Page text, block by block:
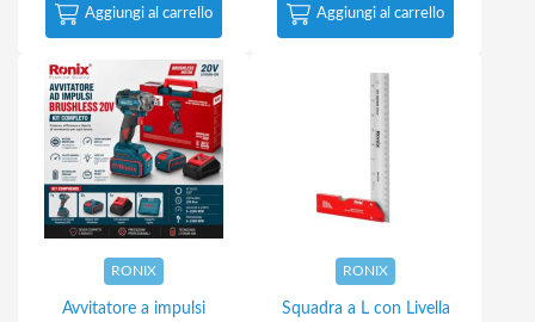
Aggiungi al carrello Aggiungi al carrello
RONIX
Avvitatore a impulsi
RONIX
Squadra a L con Livella